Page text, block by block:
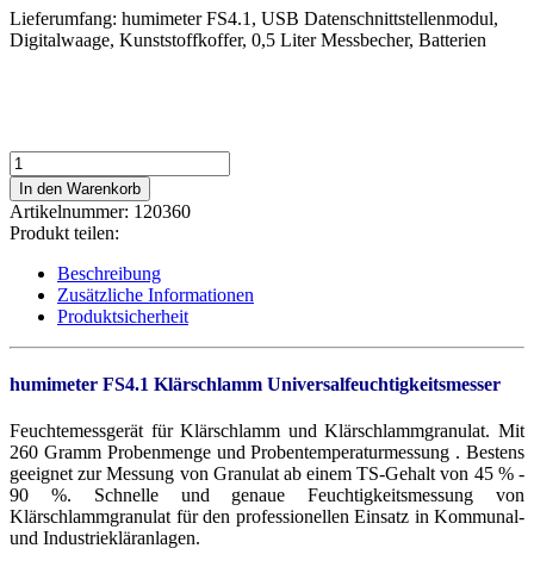
Lieferumfang: humimeter FS4.1, USB Datenschnittstellenmodul,
Digitalwaage, Kunststoffkoffer, 0,5 Liter Messbecher, Batterien
humimeter
FS4.1
Klärschlamm
Universalfeuchtigkeitsmesser
Menge
In den Warenkorb
Artikelnummer: 120360
Produkt teilen:
Beschreibung
Zusätzliche Informationen
Produktsicherheit
humimeter FS4.1 Klärschlamm Universalfeuchtigkeitsmesser
Feuchtemessgerät für Klärschlamm und Klärschlammgranulat. Mit
260 Gramm Probenmenge und Probentemperaturmessung . Bestens
geeignet zur Messung von Granulat ab einem TS-Gehalt von 45 % -
90 %. Schnelle und genaue Feuchtigkeitsmessung von
Klärschlammgranulat für den professionellen Einsatz in Kommunal-
und Industriekläranlagen.